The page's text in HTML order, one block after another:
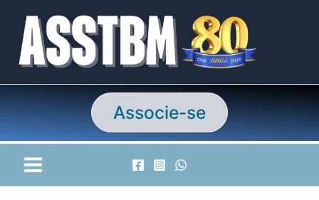
conteúdo
Associe-se